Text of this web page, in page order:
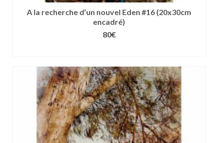
A la recherche d’un nouvel Eden #16 (20x30cm
encadré)
80€
produit
a
plusieurs
variations.
Les
options
peuvent
être